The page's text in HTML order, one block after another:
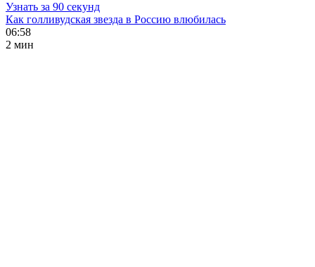
Узнать за 90 секунд
Как голливудская звезда в Россию влюбилась
06:58
2 мин